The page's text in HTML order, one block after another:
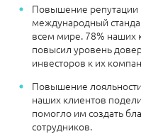
Повышение
международный
всем мире. 78% наших
повысил уровень
инвесторов к их
Повышение
наших клиентов
помогло им создать
сотрудников.